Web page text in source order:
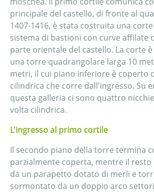
principale del castello, di fronte al
1407-1416, è stata costruita una
sistema di bastioni con curve affilate
parte orientale del castello. La corte
una torre quadrangolare larga 10
metri, il cui piano inferiore è coperto
cilindrica che corre dall'ingresso. Su
questa galleria ci sono quattro
volta cilindrica.
L'ingresso al primo cortile
Il secondo piano della torre termina
parzialmente coperta, mentre il
da un parapetto dotato di merli e
sormontato da un doppio arco